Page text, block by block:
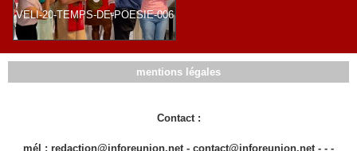
VELI-20-TEMPS-DE-POESIE-006
mentions légales
Contact :
mél : redaction@inforeunion.net - contact@inforeunion.net - - -